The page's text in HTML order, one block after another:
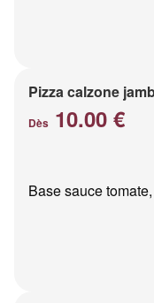
Pizza calzone
Dès 10.00 €
Base sauce